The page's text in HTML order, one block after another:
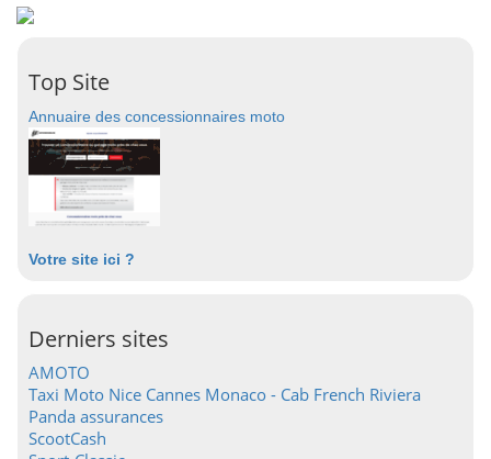
Top Site
Annuaire des concessionnaires moto
Votre site ici ?
Derniers sites
AMOTO
Taxi Moto Nice Cannes Monaco - Cab French Riviera
Panda assurances
ScootCash